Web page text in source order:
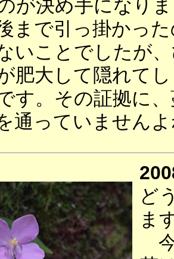
が決め手になり
まで引っ掛かっ
いことでしたが
肥大して隠れて
す。その証拠に
通っていません
ど
ま
今